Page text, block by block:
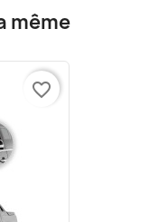
même
favorite_border